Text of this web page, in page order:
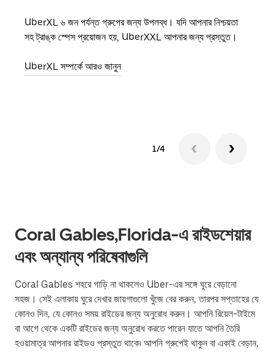
UberXL ৬ জন পর্যন্ত গ্রুপের জন্য উপলব্ধ। যদি আপনার নিশ্চয়তা
সহ ট্রাঙ্ক স্পেস প্রয়োজন হয়, UberXXL আপনার জন্য প্রস্তুত।
UberXL সম্পর্কে আরও জানুন
1/4
Coral Gables,Florida-এ রাইডশেয়ার
এবং অন্যান্য পরিষেবাগুলি
Coral Gables শহরে গাড়ি না থাকলেও Uber-এর সঙ্গে ঘুরে বেড়ানো
সহজ। সেই এলাকায় ঘুরে দেখার জায়গাগুলো খুঁজে বের করুন, তারপর সপ্তাহের যে
কোনও দিন, যে কোনও সময় রাইডের জন্য অনুরোধ করুন। আপনি রিয়েল-টাইমে
বা আগে থেকে একটি রাইডের জন্য অনুরোধ করতে পারেন যাতে আপনি তৈরি
হওয়ামাত্র আপনার রাইডও প্রস্তুত থাকে৷ আপনি গ্রুপেই থাকুন বা একাই বেড়ান,